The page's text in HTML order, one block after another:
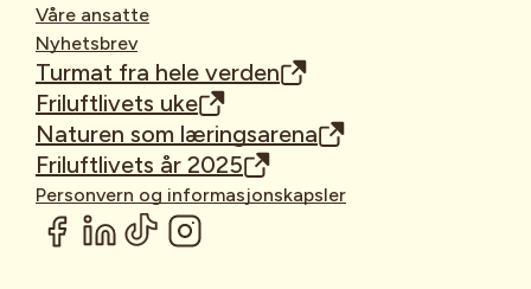
Våre ansatte
Nyhetsbrev
Turmat fra hele verden
Friluftlivets uke
Naturen som læringsarena
Friluftlivets år 2025
Personvern og informasjonskapsler